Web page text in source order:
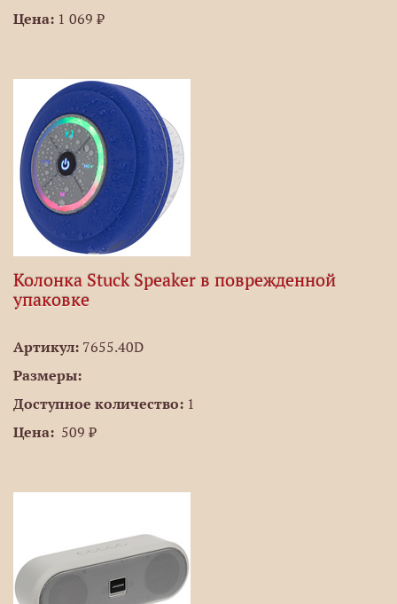
Цена: 1 069 ₽
Колонка Stuck Speaker в поврежденной
упаковке
Артикул: 7655.40D
Размеры:
Доступное количество: 1
Цена: 509 ₽